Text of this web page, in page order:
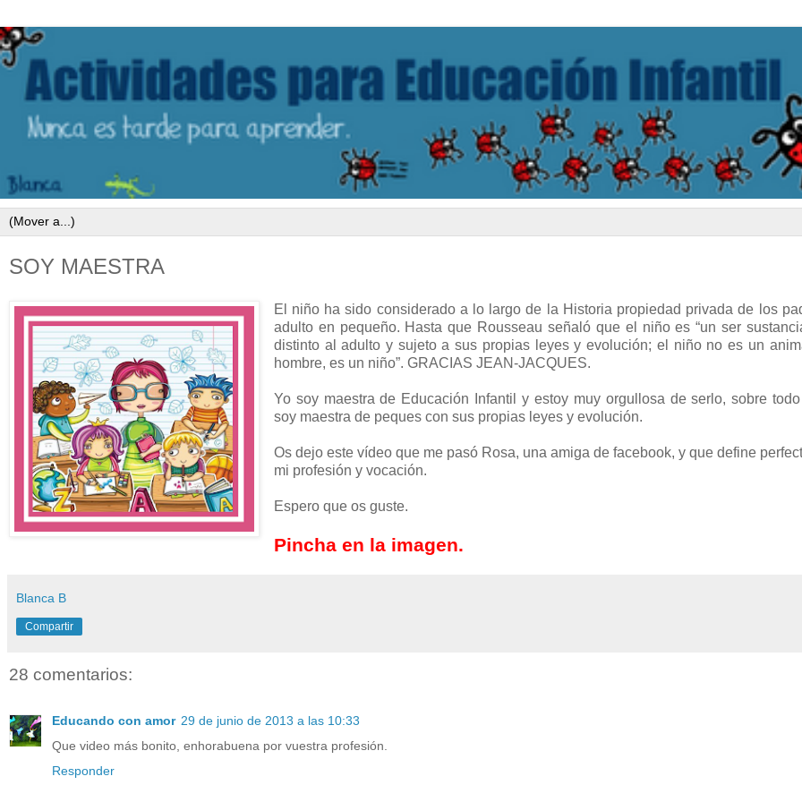
SOY MAESTRA
El niño ha sido considerado a lo largo de la Historia propiedad privada de los
adulto en pequeño. Hasta que Rousseau señaló que el niño es “un ser
distinto al adulto y sujeto a sus propias leyes y evolución; el niño no es un
hombre, es un niño”. GRACIAS JEAN-JACQUES.
Yo soy maestra de Educación Infantil y estoy muy orgullosa de serlo, sobre
soy maestra de peques con sus propias leyes y evolución.
Os dejo este vídeo que me pasó Rosa, una amiga de facebook, y que define
mi profesión y vocación.
Espero que os guste.
Pincha en la imagen.
Blanca B
Compartir
28 comentarios:
Educando con amor 29 de junio de 2013 a las 10:33
Que video más bonito, enhorabuena por vuestra profesión.
Responder